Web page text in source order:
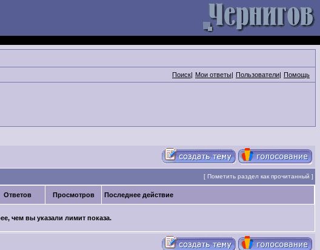
Поиск| Мои ответы| Пользователи| Помощь
[ Пометить раздел как прочитанный ]
Ответов Просмотров Последнее действие
чем вы указали лимит показа.